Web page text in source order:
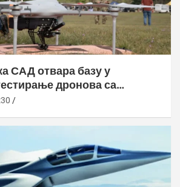
САД отвара базу у
дронова са